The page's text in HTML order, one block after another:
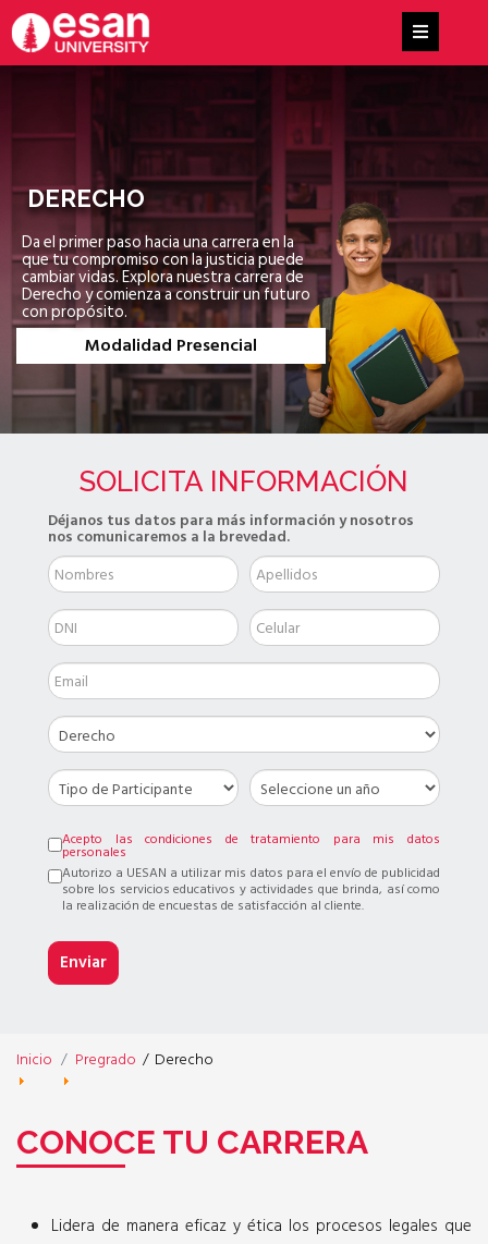
DERECHO
Da el primer paso hacia una carrera en la
que tu compromiso con la justicia puede
cambiar vidas. Explora nuestra carrera de
Derecho y comienza a construir un futuro
con propósito.
Modalidad Presencial
SOLICITA INFORMACIÓN
Déjanos tus datos para más información y nosotros
nos comunicaremos a la brevedad.
Acepto las condiciones de tratamiento para mis datos
personales
Autorizo a UESAN a utilizar mis datos para el envío de publicidad
sobre los servicios educativos y actividades que brinda, así como
la realización de encuestas de satisfacción al cliente.
Inicio Pregrado / Derecho
CONOCE TU CARRERA
Lidera de manera eficaz y ética los procesos legales que